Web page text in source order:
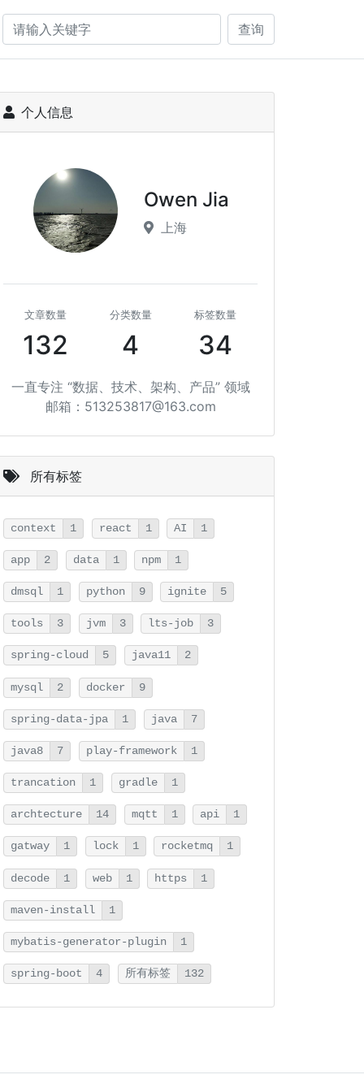
查询
个人信息
Owen Jia
上海
文章数量
132
分类数量
4
标签数量
34
一直专注 “数据、技术、架构、产品” 领域
邮箱：513253817@163.com
所有标签
context 1 react 1 AI 1
app 2 data 1 npm 1
dmsql 1 python 9 ignite 5
tools 3 jvm 3 lts-job 3
spring-cloud 5 java11 2
mysql 2 docker 9
spring-data-jpa 1 java 7
java8 7 play-framework 1
trancation 1 gradle 1
archtecture 14 mqtt 1 api 1
gatway 1 lock 1 rocketmq 1
decode 1 web 1 https 1
maven-install 1
mybatis-generator-plugin 1
spring-boot 4 所有标签 132